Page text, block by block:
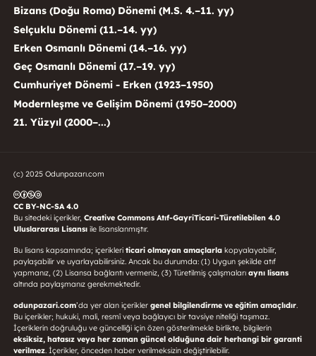
Bizans (Doğu Roma) Dönemi (M.S. 4.–11. yy)
Selçuklu Dönemi (11.–14. yy)
Erken Osmanlı Dönemi (14.–16. yy)
Geç Osmanlı Dönemi (17.–19. yy)
Cumhuriyet Dönemi - Erken (1923–1950)
Modernleşme ve Gelişim Dönemi (1950–2000)
21. Yüzyıl (2000–...)
(c) 2025 Odunpazarı.com
CC BY-NC-SA 4.0
Bu sitedeki içerikler, Creative Commons Atıf-GayriTicari-Türetilebilen 4.0
Uluslararası Lisansı ile lisanslanmıştır.
Bu lisans kapsamında; içerikleri ticari olmayan amaçlarlakopyalayabilir,
paylaşabilir ve uyarlayabilirsiniz. Ancak bu durumda: (1) Uygun şekilde atıf
yapmanız, (2) Lisansa bağlantı vermeniz, (3) Türetilmiş çalışmaları aynı lisans
altında paylaşmanız gerekmektedir.
odunpazari.com’da yer alan içerikler genel bilgilendirme ve eğitim amaçlıdır.
Bu içerikler; hukuki, mali, resmî veya bağlayıcı bir tavsiye niteliği taşımaz.
İçeriklerin doğruluğu ve güncelliği için özen gösterilmekle birlikte, bilgilerin
eksiksiz, hatasız veya her zaman güncel olduğuna dair herhangi bir garanti
verilmez. İçerikler, önceden haber verilmeksizin değiştirilebilir.